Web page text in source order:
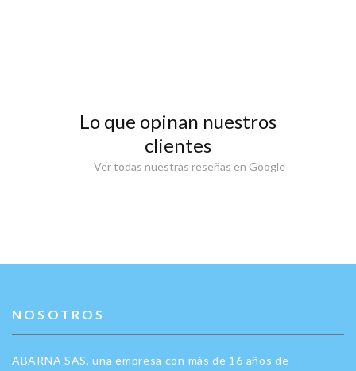
Lo que opinan nuestros
clientes
Ver todas nuestras reseñas en Google
NOSOTROS
ABARNA SAS, una empresa con más de 16 años de